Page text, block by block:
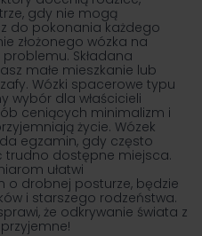
gdy nie mogą
do pokonania każdego
złożonego wózka na
Składana
małe mieszkanie lub
Wózki spacerowe typu
wybór dla właścicieli
ceniących minimalizm i
życie. Wózek
egzamin, gdy często
trudno dostępne miejsca.
ułatwi
o drobnej posturze, będzie
i starszego rodzeństwa.
że odkrywanie świata z